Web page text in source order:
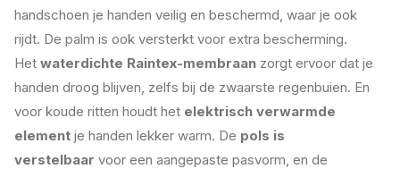
handschoen je handen veilig en beschermd, waar je ook
rijdt. De palm is ook versterkt voor extra bescherming.
Het waterdichte Raintex-membraan zorgt ervoor dat je
handen droog blijven, zelfs bij de zwaarste regenbuien. En
voor koude ritten houdt het elektrisch verwarmde
element je handen lekker warm. De pols is
verstelbaar voor een aangepaste pasvorm, en de